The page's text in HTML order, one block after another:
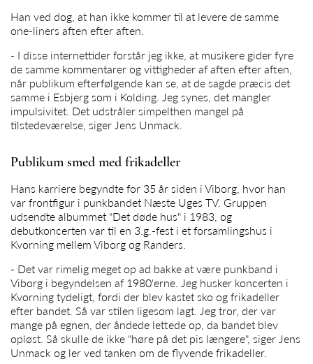
Han ved dog, at han ikke kommer til at levere de samme
one-liners aften efter aften.
- I disse internettider forstår jeg ikke, at musikere gider fyre
de samme kommentarer og vittigheder af aften efter aften,
når publikum efterfølgende kan se, at de sagde præcis det
samme i Esbjerg som i Kolding. Jeg synes, det mangler
impulsivitet. Det udstråler simpelthen mangel på
tilstedeværelse, siger Jens Unmack
Publikum smed med frikadeller
Hans karriere begyndte for 35 år siden i Viborg, hvor han
var frontfigur i punkbandet Næste Uges TV. Gruppen
udsendte albummet "Det døde hus" i 1983, og
debutkoncerten var til en 3.g.-fest i et forsamlingshus i
Kvorning mellem Viborg og Randers.
- Det var rimelig meget op ad bakke at være punkband i
Viborg i begyndelsen af 1980'erne. Jeg husker koncerten i
Kvorning tydeligt, fordi der blev kastet sko og frikadeller
efter bandet. Så var stilen ligesom lagt. Jeg tror, der var
mange på egnen, der åndede lettede op, da bandet blev
opløst. Så skulle de ikke "høre på det pis længere", siger Jens
Unmack og ler ved tanken om de flyvende frikadeller.